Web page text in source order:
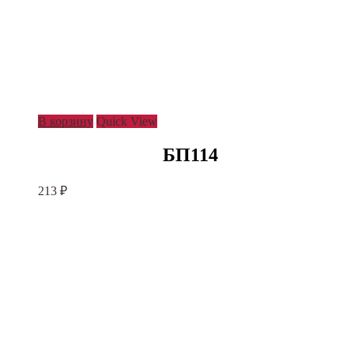
В корзину Quick View
БП114
213 ₽